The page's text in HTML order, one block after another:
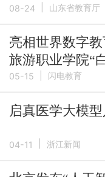
08-24 山东省教育厅
亮相世界数字
旅游职业学院“
选《中国智慧
05-15 闪电教育
启真医学大模
04-11 浙江新闻